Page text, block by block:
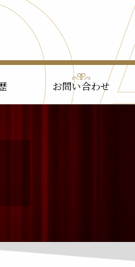
お問い合わせ